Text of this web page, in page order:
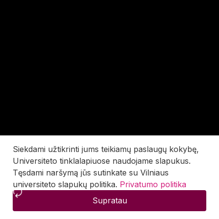
Siekdami užtikrinti jums teikiamų paslaugų kokybę,
Universiteto tinklalapiuose naudojame slapukus.
Tęsdami naršymą jūs sutinkate su Vilniaus
universiteto slapukų politika. Privatumo politika
Supratau